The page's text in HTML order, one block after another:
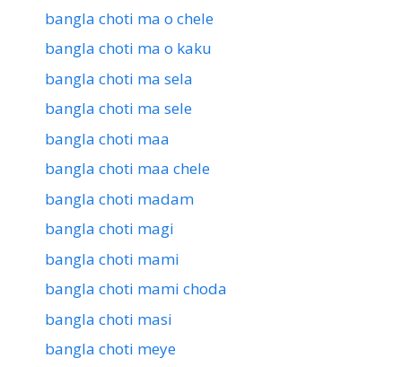
bangla choti ma o chele
bangla choti ma o kaku
bangla choti ma sela
bangla choti ma sele
bangla choti maa
bangla choti maa chele
bangla choti madam
bangla choti magi
bangla choti mami
bangla choti mami choda
bangla choti masi
bangla choti meye